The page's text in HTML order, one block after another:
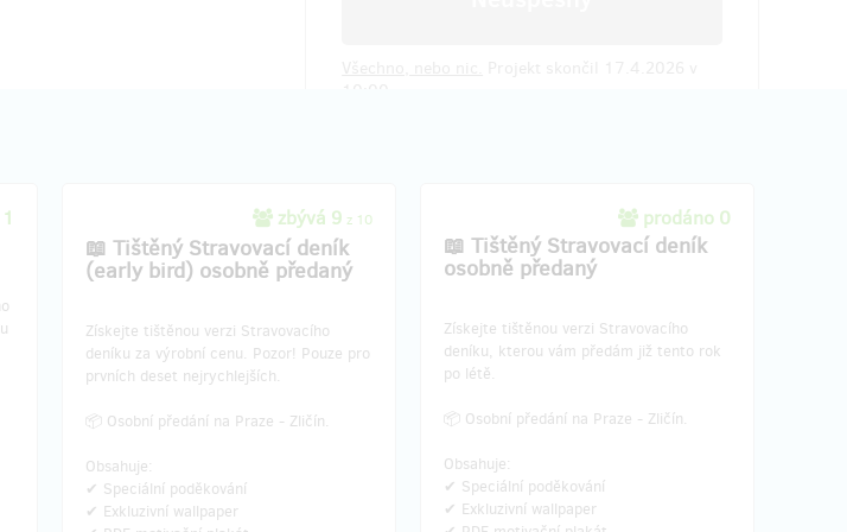
zbývá 9 z 10
📖 Tištěný Stravovací deník
(early bird) osobně předaný
​Získejte tištěnou verzi Stravovacího
deníku za výrobní cenu. Pozor! Pouze pro
prvních deset nejrychlejších.
📦 Osobní předání na Praze - Zličín.
Obsahuje:
✔ Speciální poděkování
✔ Exkluzivní wallpaper
prodáno 0
📖 Tištěný Stravovací deník
osobně předaný
​Získejte tištěnou verzi Stravovacího
deníku, kterou vám předám již tento rok
po létě.
📦 Osobní předání na Praze - Zličín.
Obsahuje:
✔ Speciální poděkování
✔ Exkluzivní wallpaper